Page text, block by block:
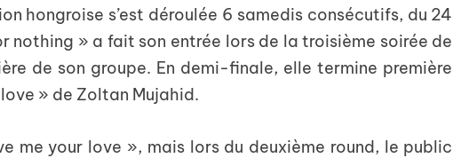
hongroise s’est déroulée 6 samedis consécutifs, du 24
nothing » a fait son entrée lors de la troisième soirée de
de son groupe. En demi-finale, elle termine première
» de Zoltan Mujahid.
me your love », mais lors du deuxième round, le public